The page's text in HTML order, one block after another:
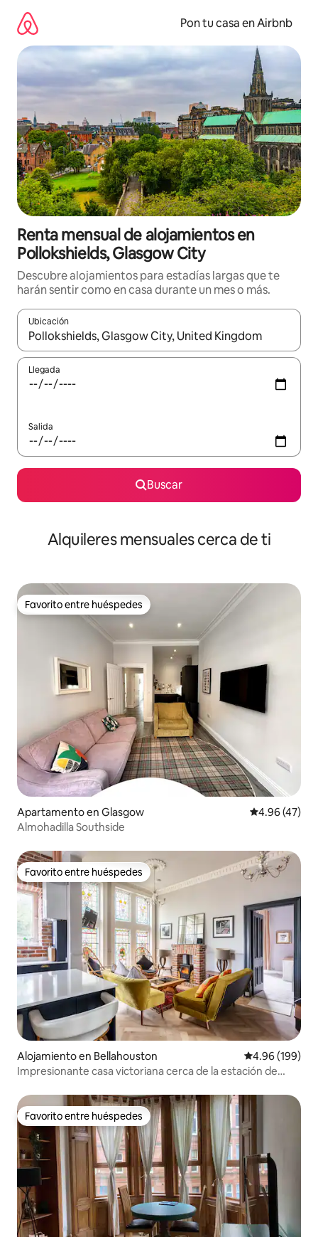
contenido
Pon tu casa en Airbnb
Renta mensual de alojamientos en
Pollokshields, Glasgow City
Descubre alojamientos para estadías largas que te
harán sentir como en casa durante un mes o más.
Ubicación
Cuando los resultados estén disponibles, navega con las
Llegada
Salida
Buscar
Alquileres mensuales cerca de ti
Favorito entre huéspedes
Favorito entre huéspedes
Apartamento en Glasgow Calificación
4.96 (47)
Almohadilla Southside
Favorito entre huéspedes
Favorito entre huéspedes
Alojamiento en Bellahouston Calificación
4.96 (199)
Impresionante casa victoriana cerca de la estación de
Favorito entre huéspedes
Favorito entre huéspedes